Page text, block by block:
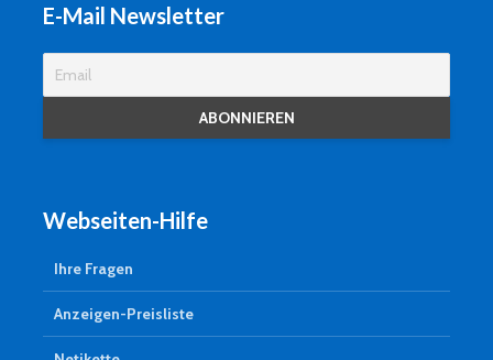
E-Mail Newsletter
Webseiten-Hilfe
Ihre Fragen
Anzeigen-Preisliste